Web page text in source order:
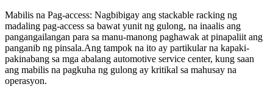
Mabilis na Pag-access: Nagbibigay ang stackable racking ng
madaling pag-access sa bawat yunit ng gulong, na inaalis ang
pangangailangan para sa manu-manong paghawak at pinapaliit ang
panganib ng pinsala.Ang tampok na ito ay partikular na kapaki-
pakinabang sa mga abalang automotive service center, kung saan
ang mabilis na pagkuha ng gulong ay kritikal sa mahusay na
operasyon.